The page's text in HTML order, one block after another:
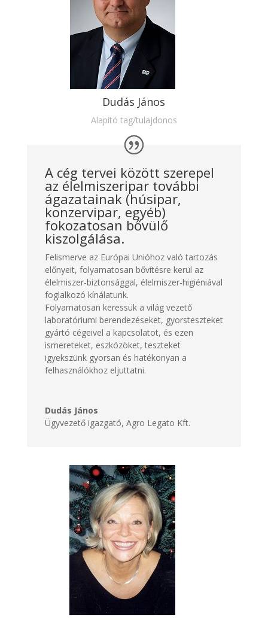
Dudás János
Alapító tag/tulajdonos
A cég tervei között szerepel
az élelmiszeripar további
ágazatainak (húsipar,
konzervipar, egyéb)
fokozatosan bővülő
kiszolgálása.
Felismerve az Európai Unióhoz való tartozás
előnyeit, folyamatosan bővítésre kerül az
élelmiszer-biztonsággal, élelmiszer-higiéniával
foglalkozó kínálatunk.
Folyamatosan keressük a világ vezető
laboratóriumi berendezéseket, gyorsteszteket
gyártó cégeivel a kapcsolatot, és ezen
ismereteket, eszközöket, teszteket
igyekszünk gyorsan és hatékonyan a
felhasználókhoz eljuttatni.
Dudás János
Ügyvezető igazgató, Agro Legato Kft.